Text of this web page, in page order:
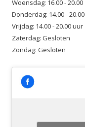
Woensdag: 16.00 - 20.00
Donderdag: 14.00 -
Vrijdag: 14.00 - 20.00 uur
Zaterdag: Gesloten
Zondag: Gesloten